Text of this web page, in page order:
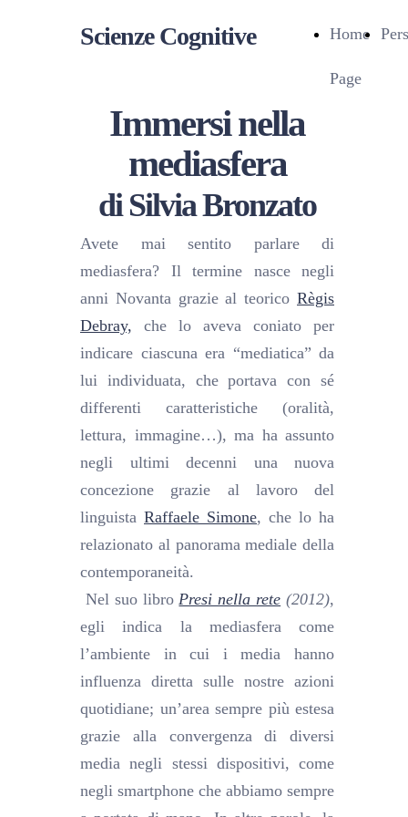
Home
Page
Scienze Cognitive
Immersi nella
mediasfera
di Silvia Bronzato
Avete mai sentito parlare di
mediasfera? Il termine nasce negli
anni Novanta grazie al teorico Règis
Debray, che lo aveva coniato per
indicare ciascuna era “mediatica” da
lui individuata, che portava con sé
differenti caratteristiche (oralità,
lettura, immagine…), ma ha assunto
negli ultimi decenni una nuova
concezione grazie al lavoro del
linguista Raffaele Simone, che lo ha
relazionato al panorama mediale della
contemporaneità.
Nel suo libroPresi nella rete (2012),
egli indica la mediasfera come
l’ambiente in cui i media hanno
influenza diretta sulle nostre azioni
quotidiane; un’area sempre più estesa
grazie alla convergenza di diversi
media negli stessi dispositivi, come
negli smartphone che abbiamo sempre